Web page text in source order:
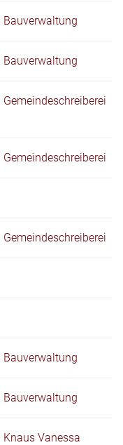
Bauverwaltung
Bauverwaltung
Gemeindeschreiberei
Gemeindeschreiberei
Gemeindeschreiberei
Bauverwaltung
Bauverwaltung
Knaus Vanessa